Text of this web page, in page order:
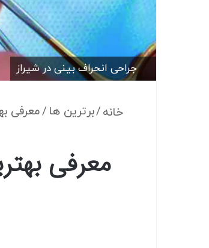
جراحی انحراف بینی در شیراز
خانه/برترین ها /معرفی
معرفی